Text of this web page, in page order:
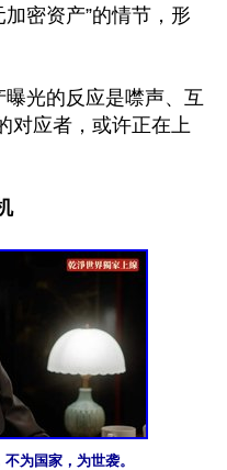
密资产”的情节，形
曝光的反应是噤声、互
应者，或许正在上
为国家，为世袭。